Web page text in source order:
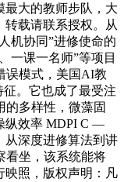
最大的教师步队，大
转载请联系授权。从
机协同”进修使命的
一课一名师”等项目
误模式，美国AI教
。它也成了最受注
的多样性，微藻固
纵效率 MDPI C —
从深度进修算法到讲
看坐，该系统能将
映照，版权声明：凡